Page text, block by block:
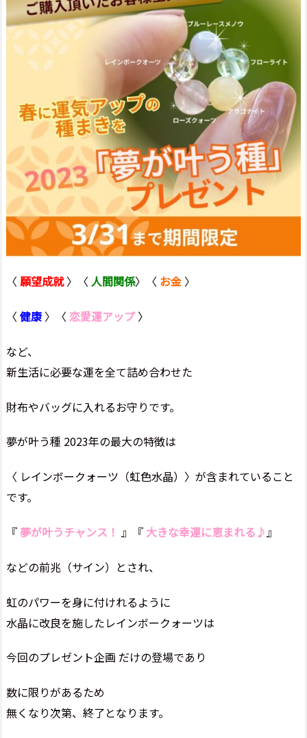
〈 願望成就〉〈 人間関係〉〈 お金 〉
〈 健康〉〈 恋愛運アップ〉
など、
新生活に必要な運を全て詰め合わせた
財布やバッグに入れるお守りです。
夢が叶う種 2023年の最大の特徴は
〈 レインボークォーツ（虹色水晶）〉が含まれていること
です。
『 夢が叶うチャンス！ 』『 大きな幸運に恵まれる♪』
などの前兆（サイン）とされ、
虹のパワーを身に付けれるように
水晶に改良を施したレインボークォーツは
今回のプレゼント企画 だけの登場であり
数に限りがあるため
無くなり次第、終了となります。